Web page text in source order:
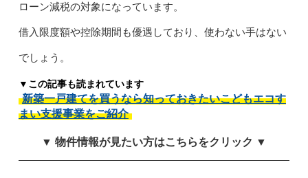
ローン減税の対象になっています。
借入限度額や控除期間も優遇しており、使わない手はない
でしょう。
▼この記事も読まれています
新築一戸建てを買うなら知っておきたいこどもエコす
まい支援事業をご紹介
▼ 物件情報が見たい方はこちらをクリック ▼